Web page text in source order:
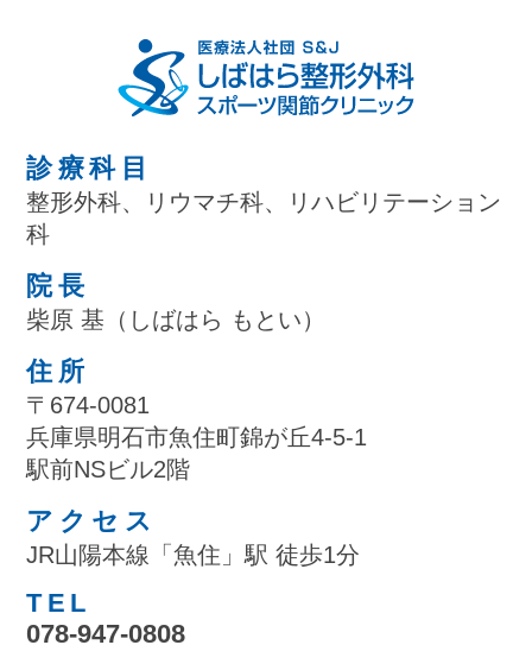
診療科目
整形外科、リウマチ科、リハビリテーション
科
院長
柴原 基（しばはら もとい）
住所
〒674-0081
兵庫県明石市魚住町錦が丘4-5-1
駅前NSビル2階
アクセス
JR山陽本線「魚住」駅 徒歩1分
TEL
078-947-0808